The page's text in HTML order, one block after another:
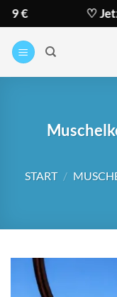
Zum
Inhalt
springen
♡ Jetzt
START /